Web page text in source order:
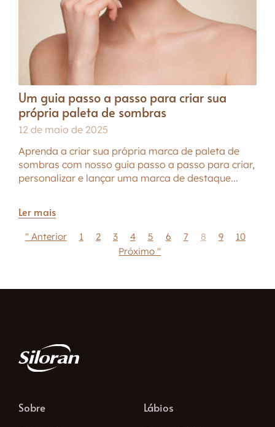
Um guia passo a passo para criar sua
própria paleta de sombras
12 de maio de 2025
Aprenda a criar sua própria marca de paleta de
sombras com nosso guia passo a passo para criar,
personalizar e lançar uma marca de destaque...
Ler mais
" Anterior 1 2 3 4 5 6 7 8 9
10
Próximo "
Sobre Lábios